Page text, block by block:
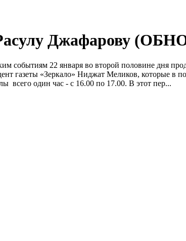
Расулу Джафарову
22 января во второй половине дня
газеты «Зеркало» Ниджат Меликов, которые в
всего один час - с 16.00 по 17.00. В этот пер...